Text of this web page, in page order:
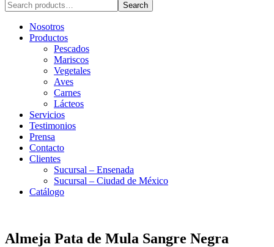
Search
Nosotros
Productos
Pescados
Mariscos
Vegetales
Aves
Carnes
Lácteos
Servicios
Testimonios
Prensa
Contacto
Clientes
Sucursal – Ensenada
Sucursal – Ciudad de México
Catálogo
Almeja Pata de Mula Sangre Negra